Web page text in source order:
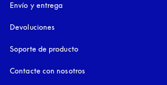
Envío y entrega
Devoluciones
Soporte de producto
Contacte con nosotros